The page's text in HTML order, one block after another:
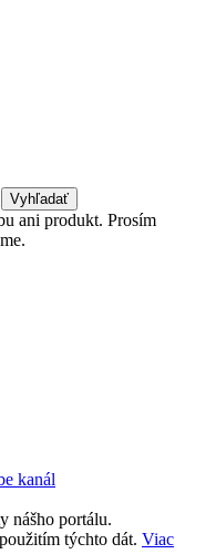
Vyhľadať
ani produkt. Prosím
nášho portálu.
týchto dát. Viac